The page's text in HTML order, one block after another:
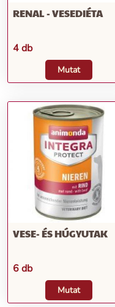
RENAL - VESEDIÉTA
4 db
Mutat
VESE- ÉS HÚGYUTAK
6 db
Mutat